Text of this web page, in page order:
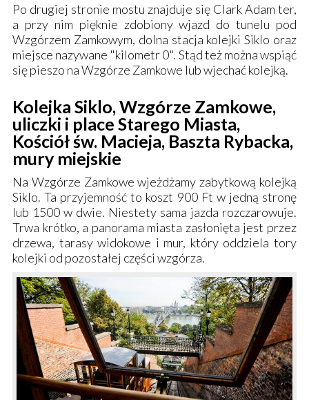
Po drugiej stronie mostu znajduje się Clark Adam ter,
a przy nim pięknie zdobiony wjazd do tunelu pod
Wzgórzem Zamkowym, dolna stacja kolejki Siklo oraz
miejsce nazywane "kilometr 0". Stąd też można wspiąć
się pieszo naWzgórze Zamkowe lub wjechaćkolejką.
Kolejka Siklo, Wzgórze Zamkowe,
uliczki i place Starego Miasta,
Kościół św. Macieja, Baszta Rybacka,
mury miejskie
Na Wzgórze Zamkowewjeżdżamy zabytkową kolejką
Siklo. Ta przyjemność to koszt 900 Ft w jedną stronę
lub 1500 w dwie. Niestety sama jazda rozczarowuje.
Trwa krótko, a panorama miasta zasłonięta jest przez
drzewa, tarasy widokowe i mur, który oddziela tory
kolejki od pozostałej części wzgórza.